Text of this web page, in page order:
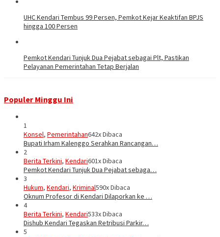
UHC Kendari Tembus 99 Persen, Pemkot Kejar Keaktifan BPJS
hingga 100 Persen
Pemkot Kendari Tunjuk Dua Pejabat sebagai Plt, Pastikan
Pelayanan Pemerintahan Tetap Berjalan
Populer Minggu Ini
1
Konsel, Pemerintahan642x Dibaca
Bupati Irham Kalenggo Serahkan Rancangan…
2
Berita Terkini, Kendari601x Dibaca
Pemkot Kendari Tunjuk Dua Pejabat sebaga…
3
Hukum, Kendari, Kriminal590x Dibaca
Oknum Profesor di Kendari Dilaporkan ke …
4
Berita Terkini, Kendari533x Dibaca
Dishub Kendari Tegaskan Retribusi Parkir…
5